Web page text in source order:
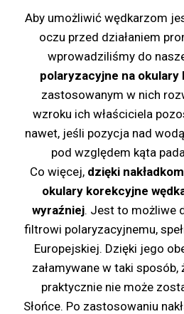
Aby umożliwić wędkarzom
oczu przed działaniem
wprowadziliśmy do
polaryzacyjne na okulary
zastosowanym w nich
wzroku ich właściciela
nawet, jeśli pozycja nad
pod względem kąta
Co więcej, dzięki
okulary korekcyjne
wyraźniej. Jest to możliwe
filtrowi polaryzacyjnemu,
Europejskiej. Dzięki jego
załamywane w taki
praktycznie nie może
Słońce. Po zastosowaniu